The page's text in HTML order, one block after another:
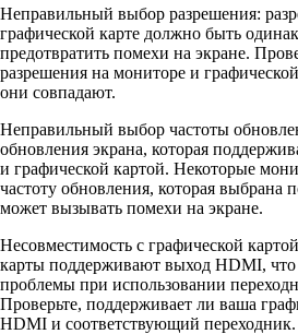
Неправильный выбор разрешения:
графической карте должно быть
предотвратить помехи на экране.
разрешения на мониторе и
они совпадают.
Неправильный выбор частоты
обновления экрана, которая
и графической картой. Некоторые
частоту обновления, которая выбрана
может вызывать помехи на экране.
Несовместимость с графической
карты поддерживают выход HDMI, что
проблемы при использовании
Проверьте, поддерживает ли ваша
HDMI и соответствующий переходник.